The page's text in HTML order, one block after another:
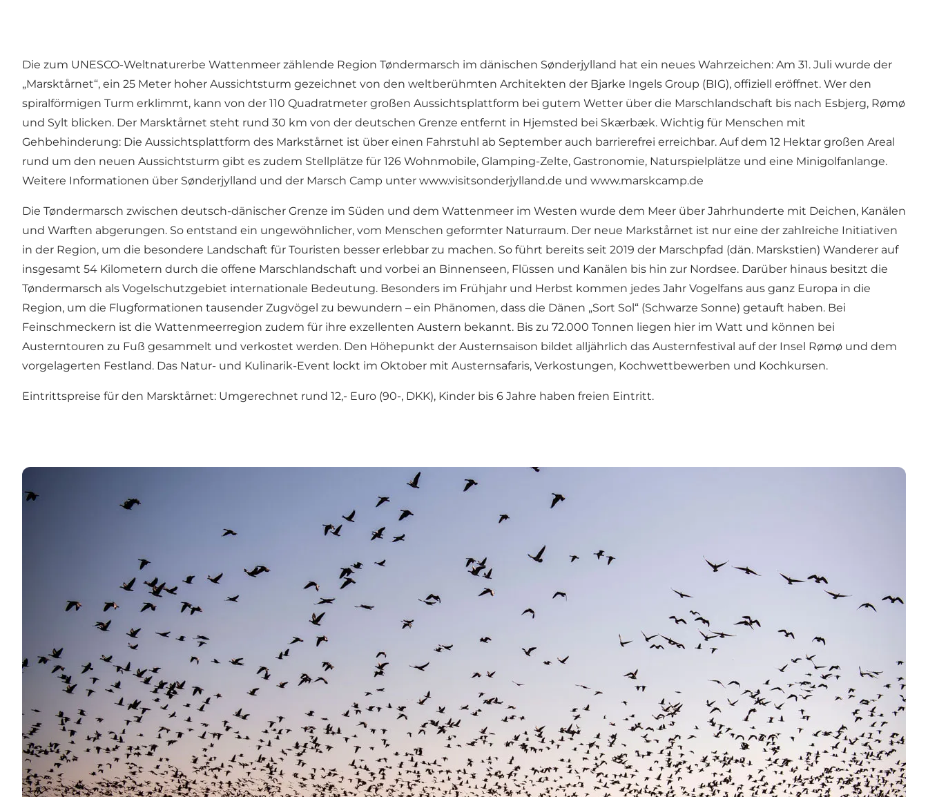
Die zum UNESCO-Weltnaturerbe Wattenmeer zählende Region Tøndermarsch im dänischen Sønderjylland hat ein neues Wahrzeichen: Am 31. Juli wurde der
„Marsktårnet“, ein 25 Meter hoher Aussichtsturm gezeichnet von den weltberühmten Architekten der Bjarke Ingels Group (BIG), offiziell eröffnet. Wer den
spiralförmigen Turm erklimmt, kann von der 110 Quadratmeter großen Aussichtsplattform bei gutem Wetter über die Marschlandschaft bis nach Esbjerg, Rømø
und Sylt blicken. Der Marsktårnet steht rund 30 km von der deutschen Grenze entfernt in Hjemsted bei Skærbæk. Wichtig für Menschen mit
Gehbehinderung: Die Aussichtsplattform des Markstårnet ist über einen Fahrstuhl ab September auch barrierefrei erreichbar. Auf dem 12 Hektar großen Areal
rund um den neuen Aussichtsturm gibt es zudem Stellplätze für 126 Wohnmobile, Glamping-Zelte, Gastronomie, Naturspielplätze und eine Minigolfanlange.
Weitere Informationen über Sønderjylland und der Marsch Camp unter www.visitsonderjylland.de und www.marskcamp.de
Die Tøndermarsch zwischen deutsch-dänischer Grenze im Süden und dem Wattenmeer im Westen wurde dem Meer über Jahrhunderte mit Deichen, Kanälen
und Warften abgerungen. So entstand ein ungewöhnlicher, vom Menschen geformter Naturraum. Der neue Markstårnet ist nur eine der zahlreiche Initiativen
in der Region, um die besondere Landschaft für Touristen besser erlebbar zu machen. So führt bereits seit 2019 der Marschpfad (dän. Marskstien) Wanderer auf
insgesamt 54 Kilometern durch die offene Marschlandschaft und vorbei an Binnenseen, Flüssen und Kanälen bis hin zur Nordsee. Darüber hinaus besitzt die
Tøndermarsch als Vogelschutzgebiet internationale Bedeutung. Besonders im Frühjahr und Herbst kommen jedes Jahr Vogelfans aus ganz Europa in die
Region, um die Flugformationen tausender Zugvögel zu bewundern – ein Phänomen, dass die Dänen „Sort Sol“ (Schwarze Sonne) getauft haben. Bei
Feinschmeckern ist die Wattenmeerregion zudem für ihre exzellenten Austern bekannt. Bis zu 72.000 Tonnen liegen hier im Watt und können bei
Austerntouren zu Fuß gesammelt und verkostet werden. Den Höhepunkt der Austernsaison bildet alljährlich das Austernfestival auf der Insel Rømø und dem
vorgelagerten Festland. Das Natur- und Kulinarik-Event lockt im Oktober mit Austernsafaris, Verkostungen, Kochwettbewerben und Kochkursen.
Eintrittspreise für den Marsktårnet: Umgerechnet rund 12,- Euro (90-, DKK), Kinder bis 6 Jahre haben freien Eintritt.